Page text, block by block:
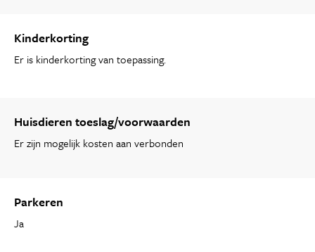
Kinderkorting
Er is kinderkorting van toepassing.
Huisdieren toeslag/voorwaarden
Er zijn mogelijk kosten aan verbonden
Parkeren
Ja